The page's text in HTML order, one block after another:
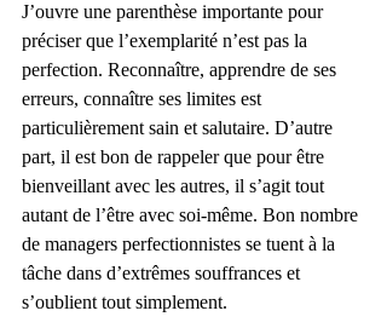
J’ouvre une parenthèse importante pour
préciser que l’exemplarité n’est pas la
perfection. Reconnaître, apprendre de ses
erreurs, connaître ses limites est
particulièrement sain et salutaire. D’autre
part, il est bon de rappeler que pour être
bienveillant avec les autres, il s’agit tout
autant de l’être avec soi-même. Bon nombre
de managers perfectionnistes se tuent à la
tâche dans d’extrêmes souffrances et
s’oublient tout simplement.